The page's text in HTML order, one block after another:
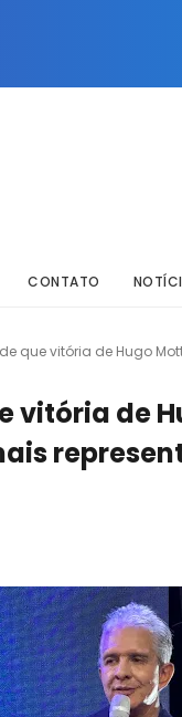
CONTATO
que vitória de Hugo
vitória de